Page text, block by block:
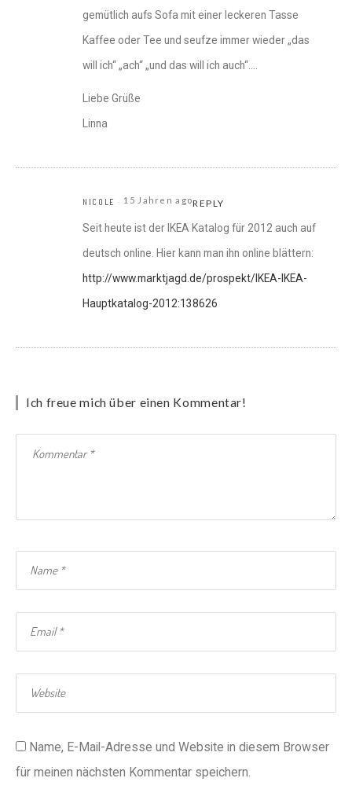
gemütlich aufs Sofa mit einer leckeren Tasse
Kaffee oder Tee und seufze immer wieder „das
will ich“ „ach“ „und das will ich auch“….
Liebe Grüße
Linna
NICOLE 15 Jahren agoREPLY
Seit heute ist der IKEA Katalog für 2012 auch auf
deutsch online. Hier kann man ihn online blättern:
http://www.marktjagd.de/prospekt/IKEA-IKEA-
Hauptkatalog-2012:138626
Ich freue mich über einen Kommentar!
Name, E-Mail-Adresse und Website in diesem Browser
für meinen nächsten Kommentar speichern.